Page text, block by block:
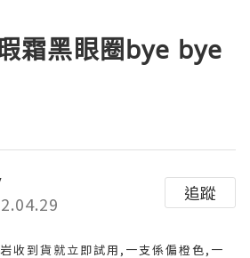
霜黑眼圈bye bye
追蹤
收到貨就立即試用,一支係偏橙色,一